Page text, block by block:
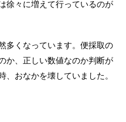
徐々に増えて行っているのが
多くなっています。便採取の
か、正しい数値なのか判断が
、おなかを壊していました。